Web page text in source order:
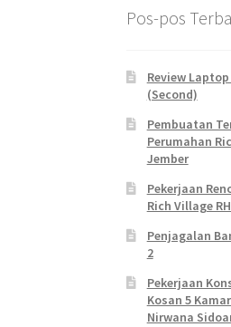
Pos-pos
Review
(Second)
Pembuatan
Perumahan
Jember
Pekerjaan
Rich Village
Penjagalan
2
Pekerjaan
Kosan 5
Nirwana